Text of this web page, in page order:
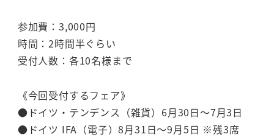
参加費：3,000円
時間：2時間半ぐらい
受付人数：各10名様まで
《今回受付するフェア》
●ドイツ・テンデンス（雑貨）6月30日～7月3日
●ドイツ IFA（電子）8月31日～9月5日 ※残3席